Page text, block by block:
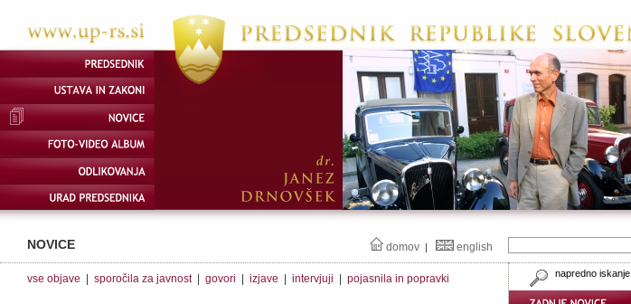
NOVICE domov | english
vse objave sporočila za javnost| govori izjave intervjuji pojasnila in popravki napredno iskanje